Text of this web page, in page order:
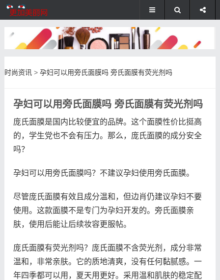
时尚资讯> 孕妇可以用旁氏面膜吗 旁氏面膜有荧光剂吗
孕妇可以用旁氏面膜吗 旁氏面膜有荧光剂吗
庞氏面膜是国内比较便宜的品牌。这个面膜性价比挺高
的，学生党也不会有压力。那么，庞氏面膜的成分安全
吗？
孕妇可以用旁氏面膜吗？不建议孕妇使用旁氏面膜。
尽管庞氏面膜有效且成分温和，但边肖仍建议孕妇不要
使用。这款面膜不是专门为孕妇开发的。旁氏面膜亲
肤，使用后能让后续妆容更服帖。
庞氏面膜有荧光剂吗？庞氏面膜不含荧光剂，成分非常
温和，非常亲肤。它的质地清爽，没有任何黏腻感。一
年四季都可以用，夏天用更好。采用温和肌肤的稳定配